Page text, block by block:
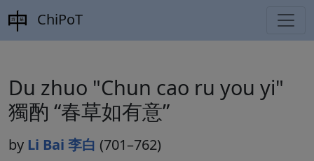
ChiPoT
Du zhuo "Chun cao ru you yi"
獨酌 “春草如有意”
by Li Bai 李白 (701–762)